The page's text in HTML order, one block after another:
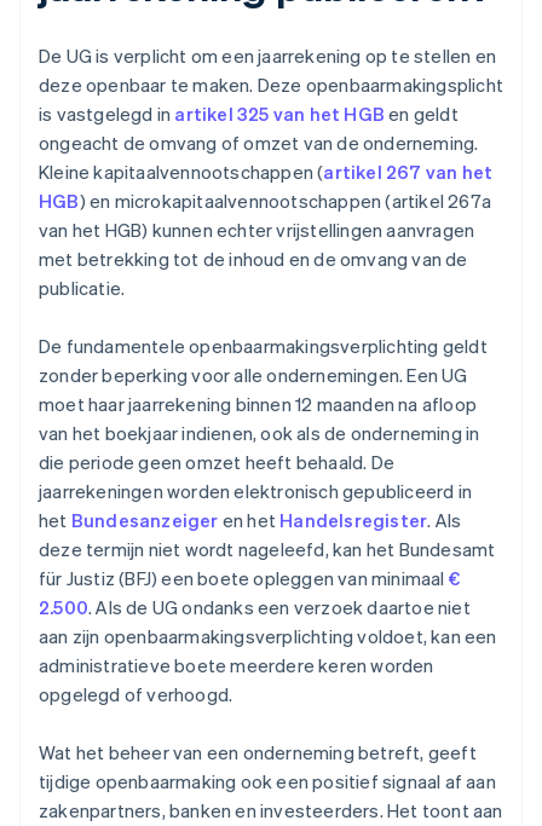
De UG is verplicht om een jaarrekening op te stellen en
deze openbaar te maken. Deze openbaarmakingsplicht
is vastgelegd in artikel 325 van het HGB en geldt
ongeacht de omvang of omzet van de onderneming.
Kleine kapitaalvennootschappen (artikel 267 van het
HGB) en microkapitaalvennootschappen (artikel 267a
van het HGB) kunnen echter vrijstellingen aanvragen
met betrekking tot de inhoud en de omvang van de
publicatie.
De fundamentele openbaarmakingsverplichting geldt
zonder beperking voor alle ondernemingen. Een UG
moet haar jaarrekening binnen 12 maanden na afloop
van het boekjaar indienen, ook als de onderneming in
die periode geen omzet heeft behaald. De
jaarrekeningen worden elektronisch gepubliceerd in
het Bundesanzeiger en het Handelsregister. Als
deze termijn niet wordt nageleefd, kan het Bundesamt
für Justiz (BFJ) een boete opleggen van minimaal €
2.500. Als de UG ondanks een verzoek daartoe niet
aan zijn openbaarmakingsverplichting voldoet, kan een
administratieve boete meerdere keren worden
opgelegd of verhoogd.
Wat het beheer van een onderneming betreft, geeft
tijdige openbaarmaking ook een positief signaal af aan
zakenpartners, banken en investeerders. Het toont aan